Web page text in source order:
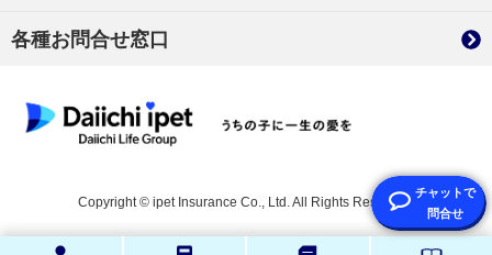
各種お問合せ窓口
Copyright © ipet Insurance Co., Ltd. All Rights Reserved.